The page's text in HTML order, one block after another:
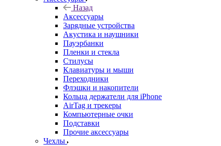
Назад
Аксессуары
Зарядные устройства
Акустика и наушники
Пауэрбанки
Пленки и стекла
Стилусы
Клавиатуры и мыши
Переходники
Флэшки и накопители
Кольца держатели для iPhone
AirTag и трекеры
Компьютерные очки
Подставки
Прочие аксессуары
Чехлы